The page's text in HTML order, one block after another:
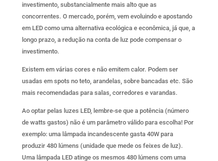
investimento, substancialmente mais alto que as
concorrentes. O mercado, porém, vem evoluindo e apostando
em LED como uma alternativa ecológica e econômica, já que, a
longo prazo, a redução na conta de luz pode compensar o
investimento.
Existem em várias cores e não emitem calor. Podem ser
usadas em spots no teto, arandelas, sobre bancadas etc. São
mais recomendadas para salas, corredores e varandas.
Ao optar pelas luzes LED, lembre-se que a potência (número
de watts gastos) não é um parâmetro válido para escolha! Por
exemplo: uma lâmpada incandescente gasta 40W para
produzir 480 lúmens (unidade que mede os feixes de luz).
Uma lâmpada LED atinge os mesmos 480 lúmens com uma